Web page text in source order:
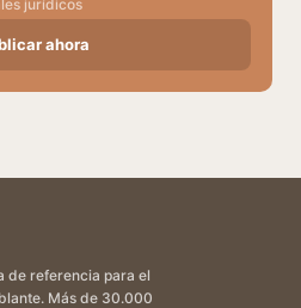
jurídicos
ahora
de referencia para el
Más de 30.000